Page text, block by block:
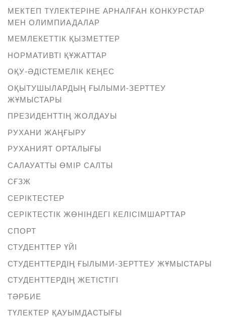
МЕКТЕП ТҮЛЕКТЕРІНЕ АРНАЛҒАН КОНКУРСТАР
МЕН ОЛИМПИАДАЛАР
МЕМЛЕКЕТТІК ҚЫЗМЕТТЕР
НОРМАТИВТІ ҚҰЖАТТАР
ОҚУ-ӘДІСТЕМЕЛІК КЕҢЕС
ОҚЫТУШЫЛАРДЫҢ ҒЫЛЫМИ-ЗЕРТТЕУ
ЖҰМЫСТАРЫ
ПРЕЗИДЕНТТІҢ ЖОЛДАУЫ
РУХАНИ ЖАҢҒЫРУ
РУХАНИЯТ ОРТАЛЫҒЫ
САЛАУАТТЫ ӨМІР САЛТЫ
СҒЗЖ
СЕРІКТЕСТЕР
СЕРІКТЕСТІК ЖӨНІНДЕГІ КЕЛІСІМШАРТТАР
СПОРТ
СТУДЕНТТЕР ҮЙІ
СТУДЕНТТЕРДІҢ ҒЫЛЫМИ-ЗЕРТТЕУ ЖҰМЫСТАРЫ
СТУДЕНТТЕРДІҢ ЖЕТІСТІГІ
ТӘРБИЕ
ТҮЛЕКТЕР ҚАУЫМДАСТЫҒЫ